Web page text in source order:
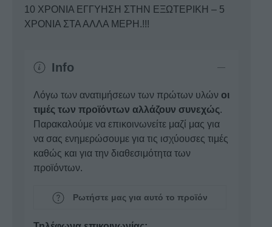
10 ΧΡΟΝΙΑ ΕΓΓΥΗΣΗ ΣΤΗΝ ΕΞΩΤΕΡΙΚΗ – 5
ΧΡΟΝΙΑ ΣΤΑ ΑΛΛΑ ΜΕΡΗ.!!!
Info
Λόγω των ανατιμήσεων των πρώτων υλών οι
τιμές των προϊόντων αλλάζουν συνεχώς.
Παρακαλούμε να επικοινωνείτε μαζί μας για
να σας ενημερώσουμε για τις ισχύουσες τιμές
καθώς και για την διαθεσιμότητα των
προϊόντων.
Ρωτήστε μας για αυτό το προϊόν